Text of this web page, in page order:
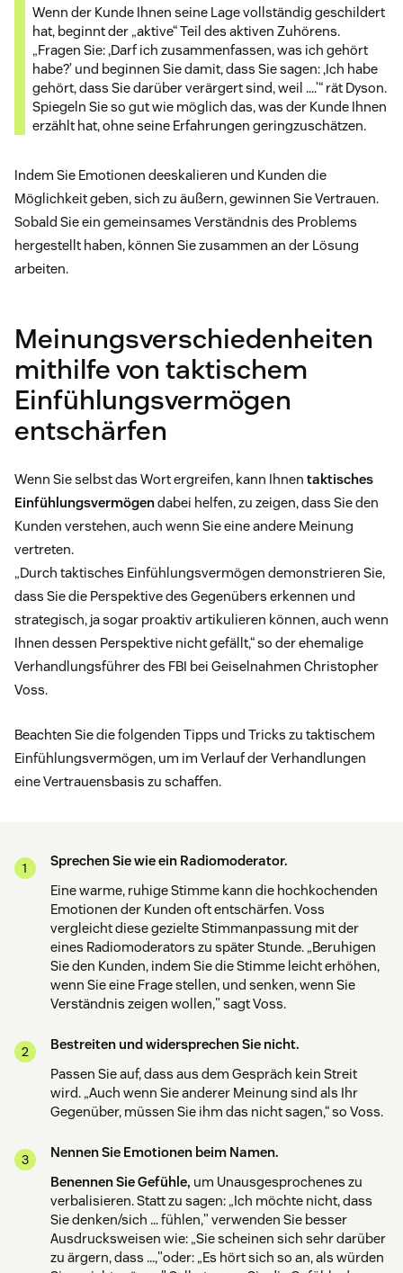
Wenn der Kunde Ihnen seine Lage vollständig geschildert
hat, beginnt der „aktive“ Teil des aktiven Zuhörens.
„Fragen Sie: ,Darf ich zusammenfassen, was ich gehört
habe?’ und beginnen Sie damit, dass Sie sagen: ,Ich habe
gehört, dass Sie darüber verärgert sind, weil ….’“ rät Dyson.
Spiegeln Sie so gut wie möglich das, was der Kunde Ihnen
erzählt hat, ohne seine Erfahrungen geringzuschätzen.
Indem Sie Emotionen deeskalieren und Kunden die
Möglichkeit geben, sich zu äußern, gewinnen Sie Vertrauen.
Sobald Sie ein gemeinsames Verständnis des Problems
hergestellt haben, können Sie zusammen an der Lösung
arbeiten.
Meinungsverschiedenheiten
mithilfe von taktischem
Einfühlungsvermögen
entschärfen
Wenn Sie selbst das Wort ergreifen, kann Ihnen taktisches
Einfühlungsvermögendabei helfen, zu zeigen, dass Sie den
Kunden verstehen, auch wenn Sie eine andere Meinung
vertreten.
„Durch taktisches Einfühlungsvermögen demonstrieren Sie,
dass Sie die Perspektive des Gegenübers erkennen und
strategisch, ja sogar proaktiv artikulieren können, auch wenn
Ihnen dessen Perspektive nicht gefällt,“ so der ehemalige
Verhandlungsführer des FBI bei Geiselnahmen Christopher
Voss.
Beachten Sie die folgenden Tipps und Tricks zu taktischem
Einfühlungsvermögen, um im Verlauf der Verhandlungen
eine Vertrauensbasis zu schaffen.
Sprechen Sie wie ein Radiomoderator.
Eine warme, ruhige Stimme kann die hochkochenden
Emotionen der Kunden oft entschärfen. Voss
vergleicht diese gezielte Stimmanpassung mit der
eines Radiomoderators zu später Stunde. „Beruhigen
Sie den Kunden, indem Sie die Stimme leicht erhöhen,
wenn Sie eine Frage stellen, und senken, wenn Sie
Verständnis zeigen wollen," sagt Voss.
Bestreiten und widersprechen Sie nicht.
Passen Sie auf, dass aus dem Gespräch kein Streit
wird. „Auch wenn Sie anderer Meinung sind als Ihr
Gegenüber, müssen Sie ihm das nicht sagen,“ so Voss.
Nennen Sie Emotionen beim Namen.
Benennen Sie Gefühle, um Unausgesprochenes zu
verbalisieren. Statt zu sagen: „Ich möchte nicht, dass
Sie denken/sich … fühlen," verwenden Sie besser
Ausdrucksweisen wie: „Sie scheinen sich sehr darüber
zu ärgern, dass …,"oder: „Es hört sich so an, als würden